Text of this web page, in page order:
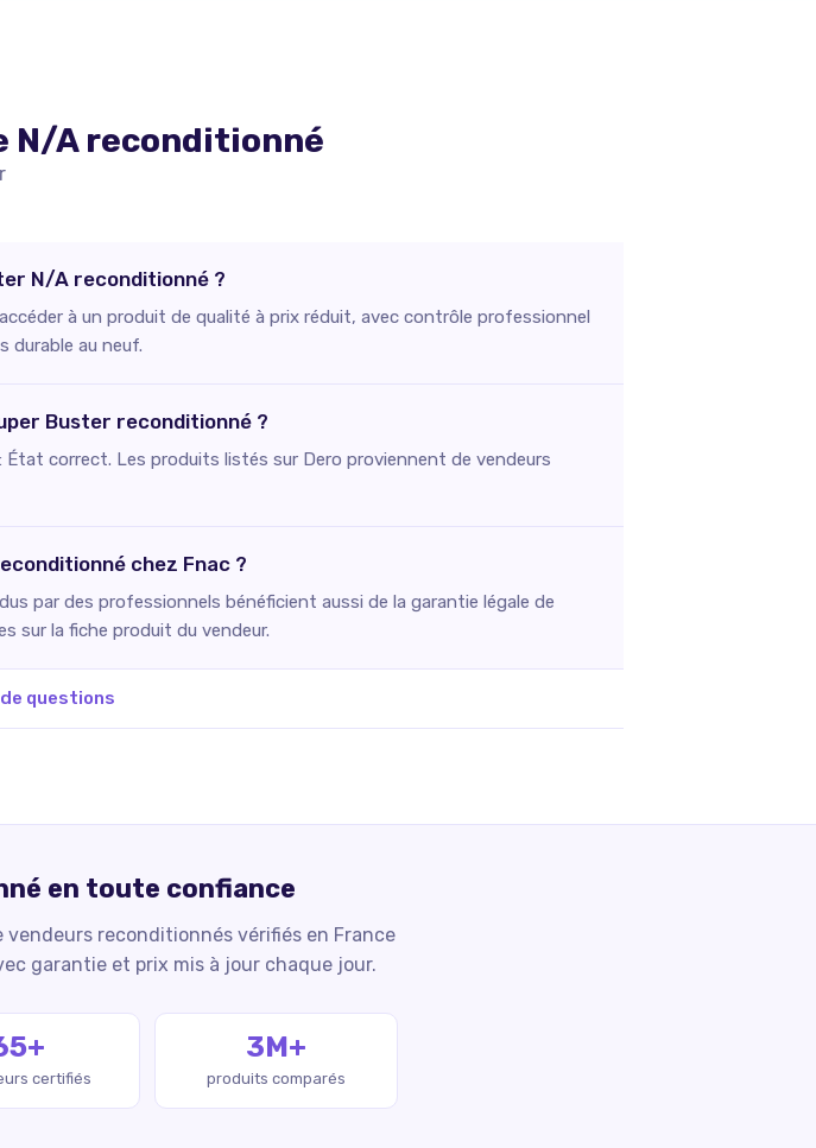
N/A reconditionné
N/A reconditionné ?
à un produit de qualité à prix réduit, avec contrôle professionnel
durable au neuf.
Buster reconditionné ?
correct. Les produits listés sur Dero proviennent de vendeurs
chez Fnac ?
par des professionnels bénéficient aussi de la garantie légale de
sur la fiche produit du vendeur.
questions
en toute confiance
reconditionnés vérifiés en France
garantie et prix mis à jour chaque jour.
certifiés
3M+
produits comparés